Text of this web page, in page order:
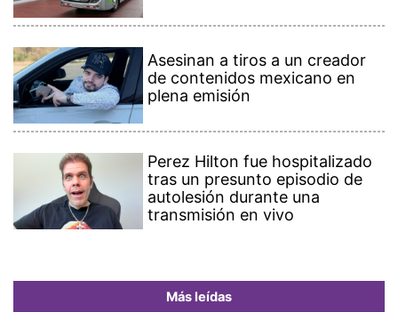
Asesinan a tiros a un creador
de contenidos mexicano en
plena emisión
Perez Hilton fue hospitalizado
tras un presunto episodio de
autolesión durante una
transmisión en vivo
Más leídas